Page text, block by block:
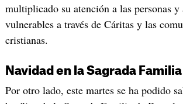
multiplicado su atención a las personas
vulnerables a través de Cáritas y las
cristianas.
Navidad en la Sagrada Familia
Por otro lado, este martes se ha podido